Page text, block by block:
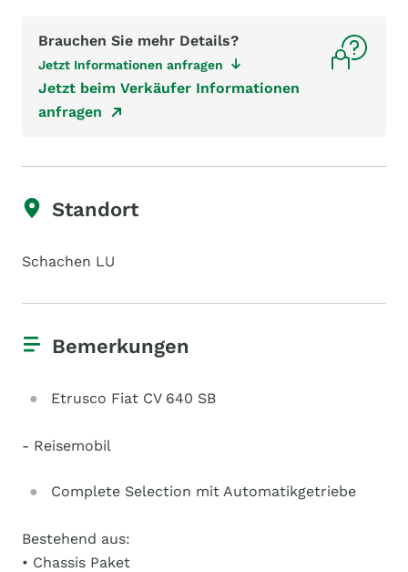
Brauchen Sie mehr Details?
Jetzt Informationen anfragen
Jetzt beim Verkäufer Informationen
anfragen
Standort
Schachen LU
Bemerkungen
Etrusco Fiat CV 640 SB
- Reisemobil
Complete Selection mit Automatikgetriebe
Bestehend aus:
• Chassis Paket